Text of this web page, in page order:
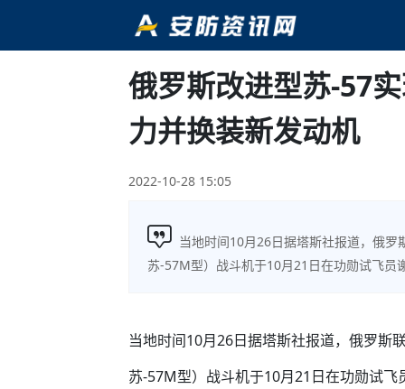
俄罗斯改进型苏-57
力并换装新发动机
2022-10-28 15:05
当地时间10月26日据塔斯社报道，俄
苏-57M型）战斗机于10月21日在功勋试飞员
当地时间10月26日据塔斯社报道，俄罗斯
苏-57M型）战斗机于10月21日在功勋试